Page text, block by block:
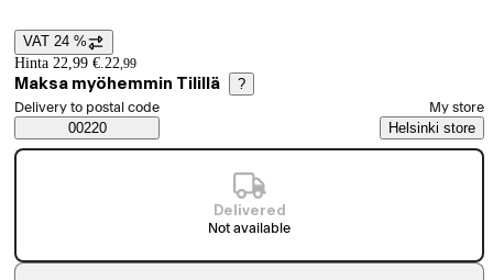
Price details
VAT 24 %
Hinta 22,99 €. 22,99
Maksa myöhemmin Tilillä ?
Saatavuustiedot
Select order method
Delivery to postal code
00220
My store
Helsinki store
Delivered
Not available